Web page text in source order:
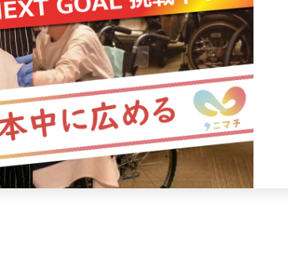
徳島 香川 愛媛 高知
縄 福岡 佐賀 長崎 熊本 大分